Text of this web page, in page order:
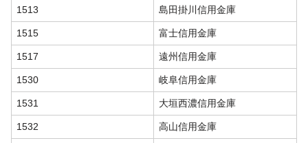
1513 島田掛川信用金庫
1515 富士信用金庫
1517 遠州信用金庫
1530 岐阜信用金庫
1531 大垣西濃信用金庫
1532 高山信用金庫